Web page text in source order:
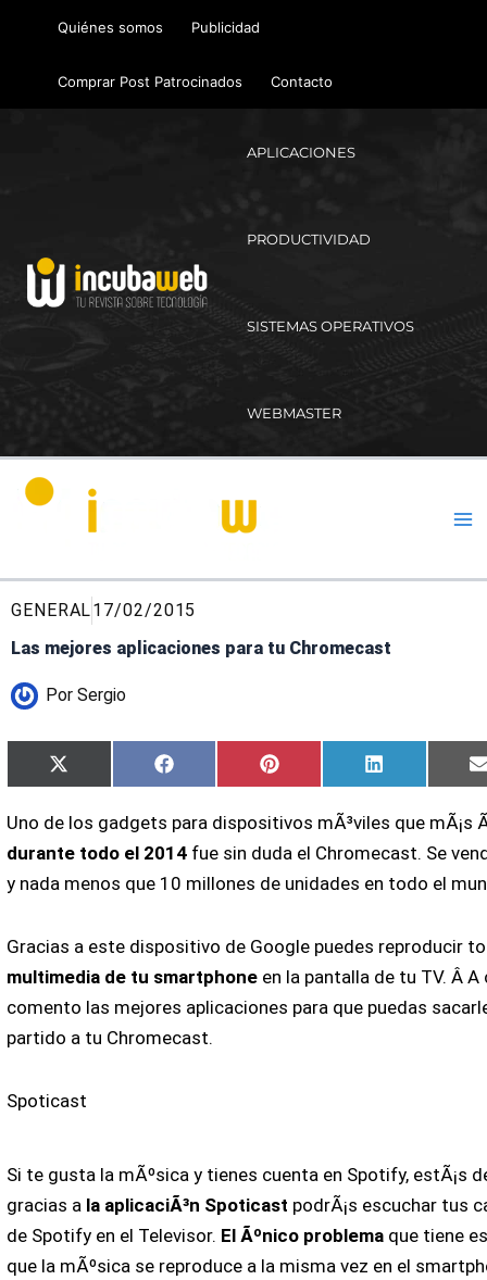
Quiénes somos Publicidad
Comprar Post Patrocinados Contacto
APLICACIONES
PRODUCTIVIDAD
SISTEMAS OPERATIVOS
WEBMASTER
GENERAL17/02/2015
Las mejores aplicaciones para tu Chromecast
Por Sergio
Compartir
en
X
(Twitter)
Compartir
en
Facebook
Compartir
en
Pinterest
Compartir
en
LinkedIn
Uno de los gadgets para dispositivos mÃ³viles que mÃ¡s
durante todo el 2014fue sin duda el Chromecast. Se
y nada menos que 10 millones de unidades en todo el
Gracias a este dispositivo de Google puedes reproducir
multimedia de tu smartphoneen la pantalla de tu TV. Â
comento las mejores aplicaciones para que puedas
partido a tu Chromecast.
Spoticast
Si te gusta la mÃºsica y tienes cuenta en Spotify, estÃ¡s
gracias a la aplicaciÃ³n Spoticast podrÃ¡s escuchar tus
de Spotify en el Televisor. El Ãºnico problemaque tiene
que la mÃºsica se reproduce a la misma vez en el